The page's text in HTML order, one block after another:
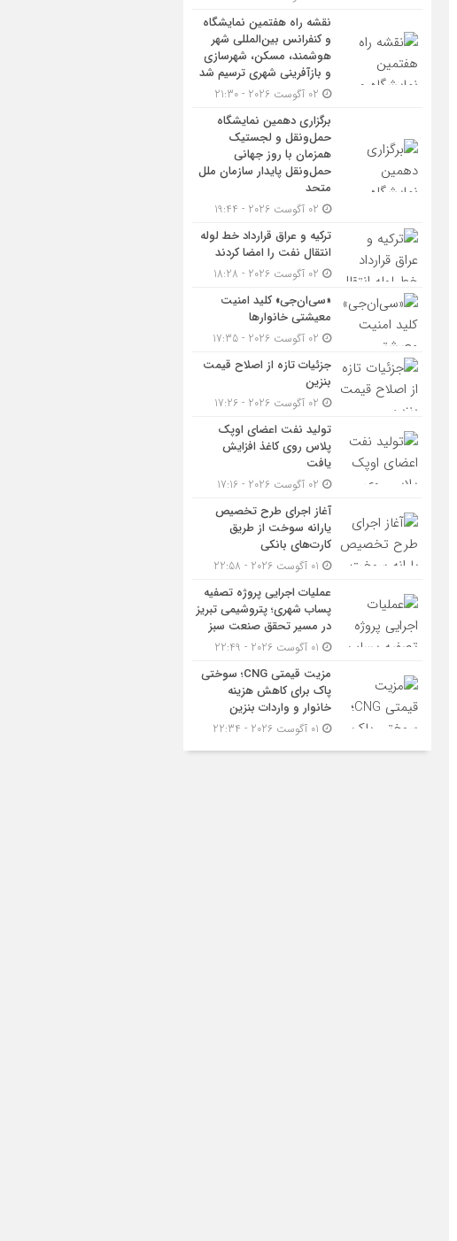
نقشه راه هفتمین نمایشگاه
و کنفرانس بین‌المللی شهر
هوشمند، مسکن، شهرسازی
و بازآفرینی شهری ترسیم شد
برگزاری دهمین نمایشگاه
حمل‌ونقل و لجستیک
همزمان با روز جهانی
حمل‌ونقل پایدار سازمان ملل
متحد
ترکیه و عراق قرارداد خط لوله
انتقال نفت را امضا کردند
«سی‌ان‌جی» کلید امنیت
معیشتی خانوارها
جزئیات تازه از اصلاح قیمت
بنزین
تولید نفت اعضای اوپک
پلاس روی کاغذ افزایش
یافت
آغاز اجرای طرح تخصیص
یارانه سوخت از طریق
کارت‌های بانکی
عملیات اجرایی پروژه تصفیه
پساب شهری؛ پتروشیمی تبریز
در مسیر تحقق صنعت سبز
مزیت قیمتی CNG؛ سوختی
پاک برای کاهش هزینه
خانوار و واردات بنزین